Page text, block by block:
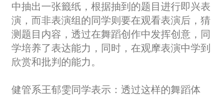
中抽出一张籤纸，根据抽到的题目进行即兴表
演，而非表演组的同学则要在观看表演后，猜
测题目内容，透过在舞蹈创作中发挥创意，同
学培养了表达能力，同时，在观摩表演中学到
欣赏和批判的能力。
健管系王郁雯同学表示：透过这样的舞蹈体